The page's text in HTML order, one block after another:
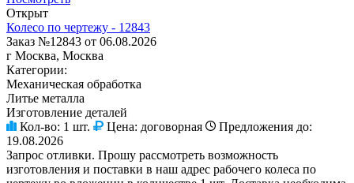
Открыт
Колесо по чертежу - 12843
Заказ №12843 от 06.08.2026
г Москва, Москва
Категории:
Механическая обработка
Литье металла
Изготовление деталей
Кол-во: 1 шт. Цена: договорная
Предложения до:
19.08.2026
Запрос отливки. Прошу рассмотреть возможность
изготовления и поставки в наш адрес рабочего колеса по